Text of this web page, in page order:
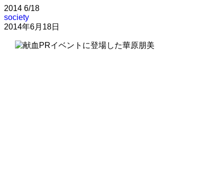
2014 6/18
society
2014年6月18日